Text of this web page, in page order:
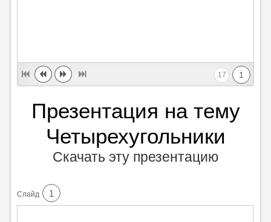
1
17
Презентация на тему
Четырехугольники
Скачать эту презентацию
Cлайд 1